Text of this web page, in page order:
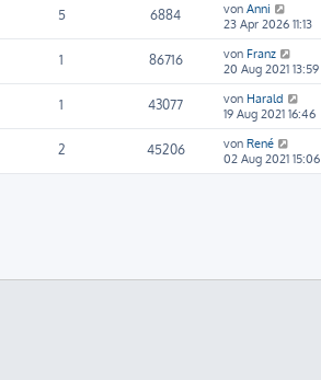
5 6884 von Anni
23 Apr 2026 11:13
1 86716 von Franz
20 Aug 2021 13:59
1 43077 von Harald
19 Aug 2021 16:46
2 45206 von René
02 Aug 2021 15:06